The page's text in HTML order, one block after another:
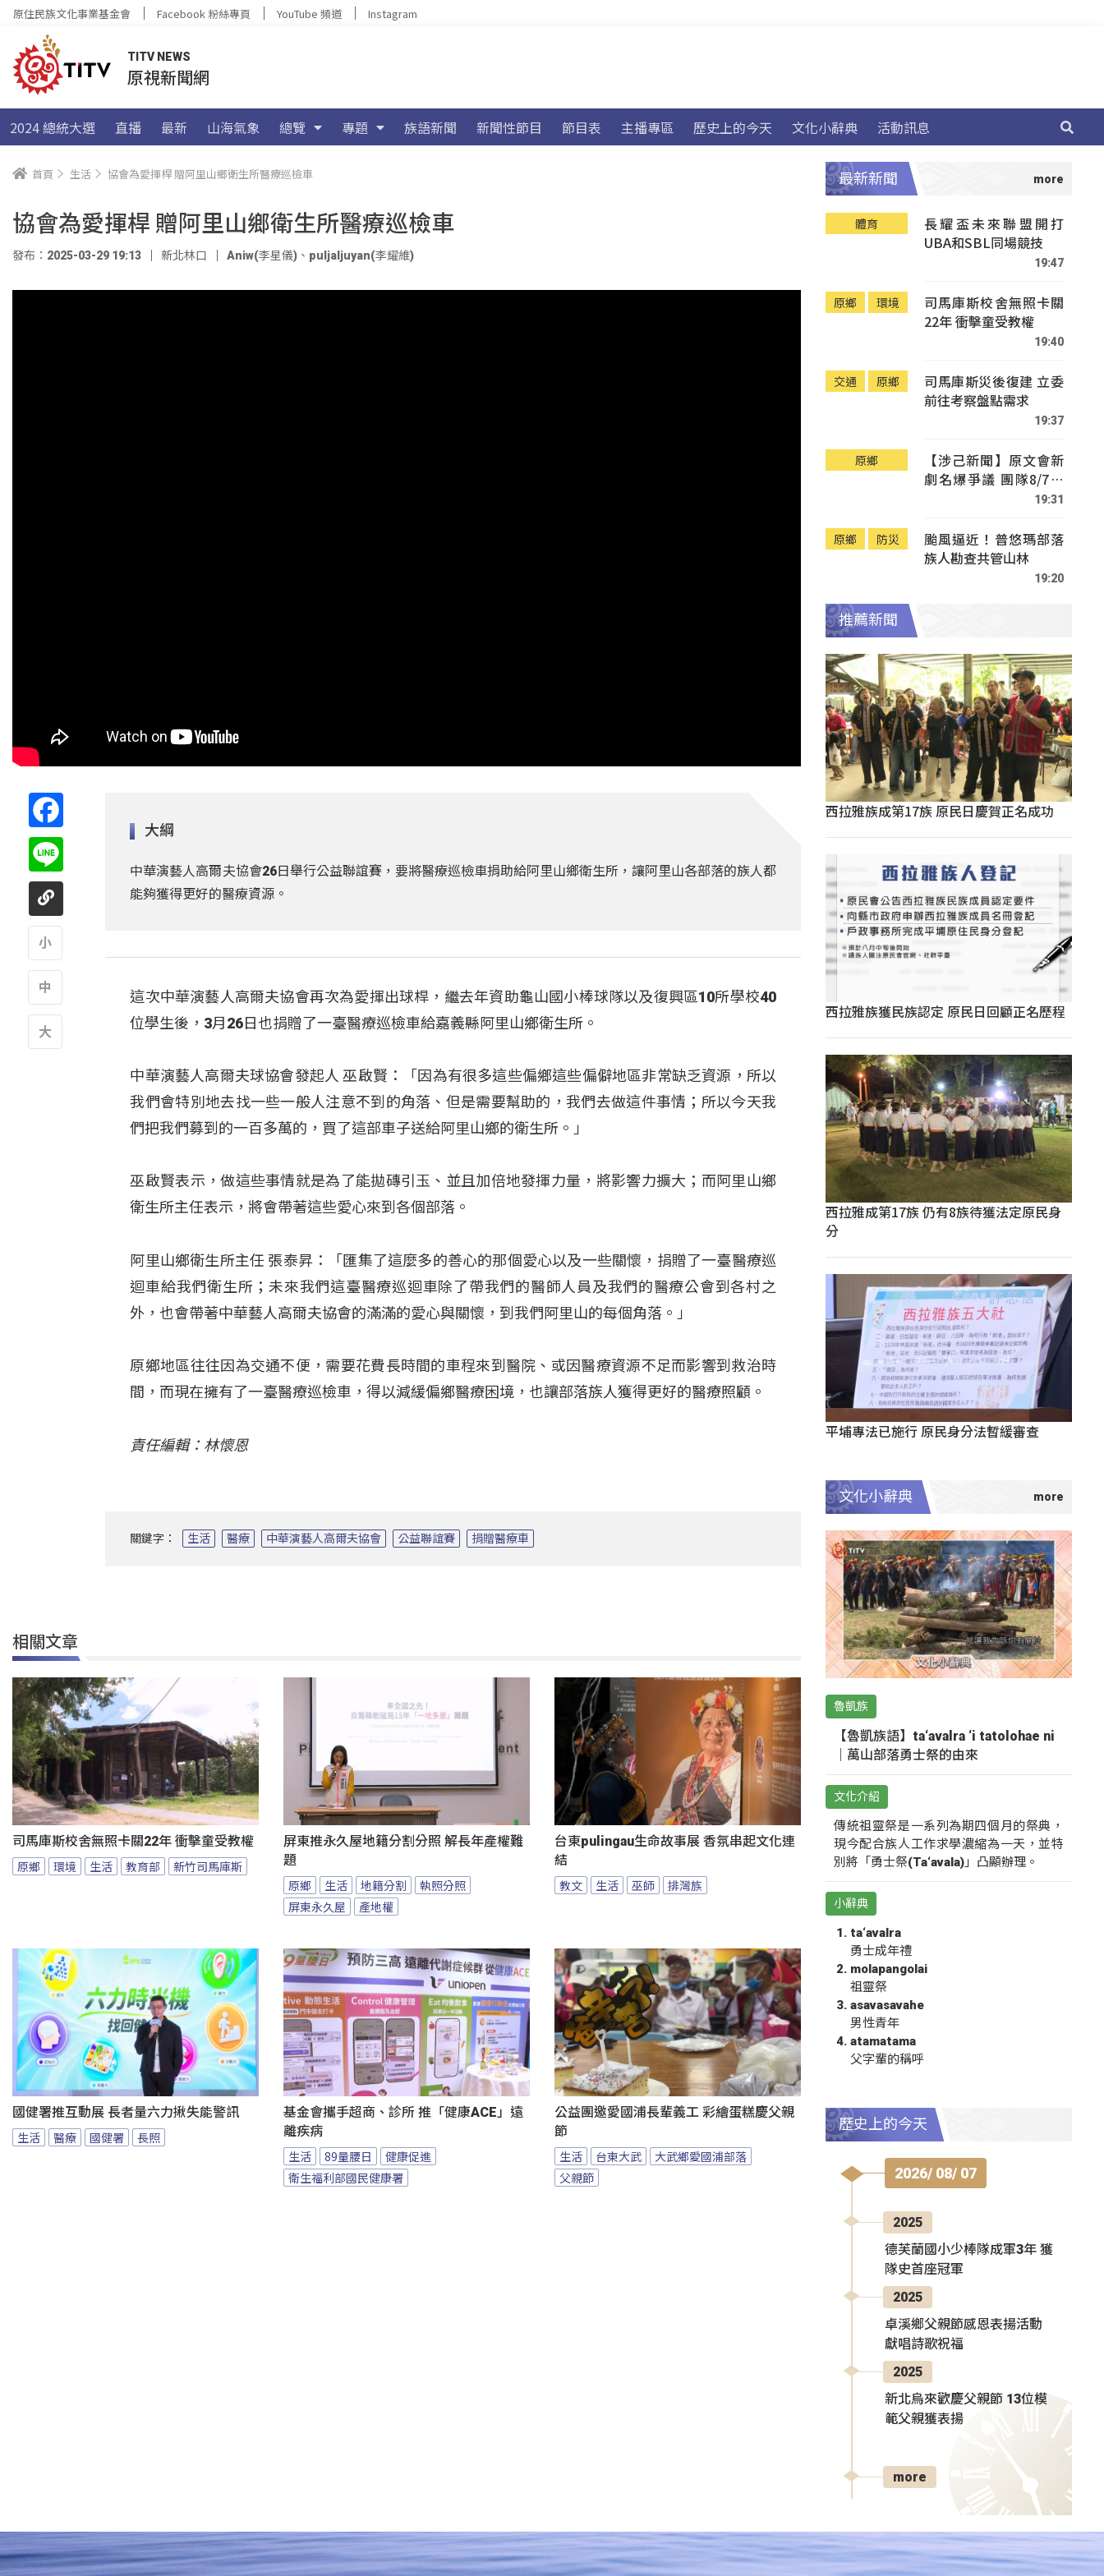
原住民族文化事業基金會 Facebook 粉絲專頁 YouTube 頻道 Instagram
TITV NEWS
原視新聞網
2024 總統大選 直播 最新 山海氣象 總覽 專題 族語新聞 新聞性節目 節目表 主播專區 歷史上的今天 文化小辭典 活動訊息
首頁 生活 協會為愛揮桿 贈阿里山鄉衛生所醫療巡檢車
協會為愛揮桿 贈阿里山鄉衛生所醫療巡檢車
發布：2025-03-29 19:13 新北林口 Aniw(李星儀) 、 puljaljuyan(李耀維)
大綱
中華演藝人高爾夫協會26日舉行公益聯誼賽，要將醫療巡檢車捐助給阿里山鄉衛生所，讓阿里山各部落的族人都
能夠獲得更好的醫療資源。
這次中華演藝人高爾夫協會再次為愛揮出球桿，繼去年資助龜山國小棒球隊以及復興區10所學校40
位學生後，3月26日也捐贈了一臺醫療巡檢車給嘉義縣阿里山鄉衛生所。
中華演藝人高爾夫球協會發起人 巫啟賢：「因為有很多這些偏鄉這些偏僻地區非常缺乏資源，所以
我們會特別地去找一些一般人注意不到的角落、但是需要幫助的，我們去做這件事情；所以今天我
們把我們募到的一百多萬的，買了這部車子送給阿里山鄉的衛生所。」
巫啟賢表示，做這些事情就是為了能拋磚引玉、並且加倍地發揮力量，將影響力擴大；而阿里山鄉
衛生所主任表示，將會帶著這些愛心來到各個部落。
阿里山鄉衛生所主任 張泰昇：「匯集了這麼多的善心的那個愛心以及一些關懷，捐贈了一臺醫療巡
迴車給我們衛生所；未來我們這臺醫療巡迴車除了帶我們的醫師人員及我們的醫療公會到各村之
外，也會帶著中華藝人高爾夫協會的滿滿的愛心與關懷，到我們阿里山的每個角落。」
原鄉地區往往因為交通不便，需要花費長時間的車程來到醫院、或因醫療資源不足而影響到救治時
間，而現在擁有了一臺醫療巡檢車，得以減緩偏鄉醫療困境，也讓部落族人獲得更好的醫療照顧。
責任編輯：林懷恩
關鍵字： 生活 醫療 中華演藝人高爾夫協會 公益聯誼賽 捐贈醫療車
相關文章
司馬庫斯校舍無照卡關22年 衝擊童受教權
原鄉 環境 生活 教育部 新竹司馬庫斯
屏東推永久屋地籍分割分照 解長年產權難
題
原鄉 生活 地籍分割
執照分照
屏東永久屋
產地權
台東pulingau生命故事展 香氛串起文化連
結
教文 生活 巫師 排灣族
國健署推互動展 長者量六力揪失能警訊
生活 醫療 國健署 長照
基金會攜手超商、診所 推「健康ACE」遠
離疾病
生活 89量腰日
健康促進
衛生福利部國民健康署
公益團邀愛國浦長輩義工 彩繪蛋糕慶父親
節
生活 台東大武
大武鄉愛國浦部落
父親節
最新新聞
體育
長耀盃未來聯盟開打
UBA和SBL同場競技
19:47
原鄉 環境
司馬庫斯校舍無照卡關
22年 衝擊童受教權
19:40
交通 原鄉
司馬庫斯災後復建 立委
前往考察盤點需求
19:37
原鄉
【涉己新聞】原文會新
劇名爆爭議 團隊8/7赴
19:31
原鄉 防災
颱風逼近！普悠瑪部落
族人勘查共管山林
19:20
推薦新聞
西拉雅族成第17族 原民日慶賀正名成功
西拉雅族獲民族認定 原民日回顧正名歷程
西拉雅成第17族 仍有8族待獲法定原民身
分
平埔專法已施行 原民身分法暫緩審查
文化小辭典
魯凱族
【魯凱族語】ta‘avalra ‘i tatolohae ni
｜萬山部落勇士祭的由來
文化介紹
傳統祖靈祭是一系列為期四個月的祭典，
現今配合族人工作求學濃縮為一天，並特
別將「勇士祭(Ta‘avala)」凸顯辦理。
小辭典
ta‘avalra
勇士成年禮
molapangolai
祖靈祭
asavasavahe
男性青年
atamatama
父字輩的稱呼
歷史上的今天
2026/ 08/ 07
2025
德芙蘭國小少棒隊成軍3年 獲
隊史首座冠軍
2025
卓溪鄉父親節感恩表揚活動
獻唱詩歌祝福
2025
新北烏來歡慶父親節 13位模
範父親獲表揚
more